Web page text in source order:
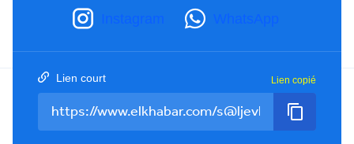
Contactez-nous
Facebook YouTube TikTok
Instagram WhatsApp
Lien court Lien copié